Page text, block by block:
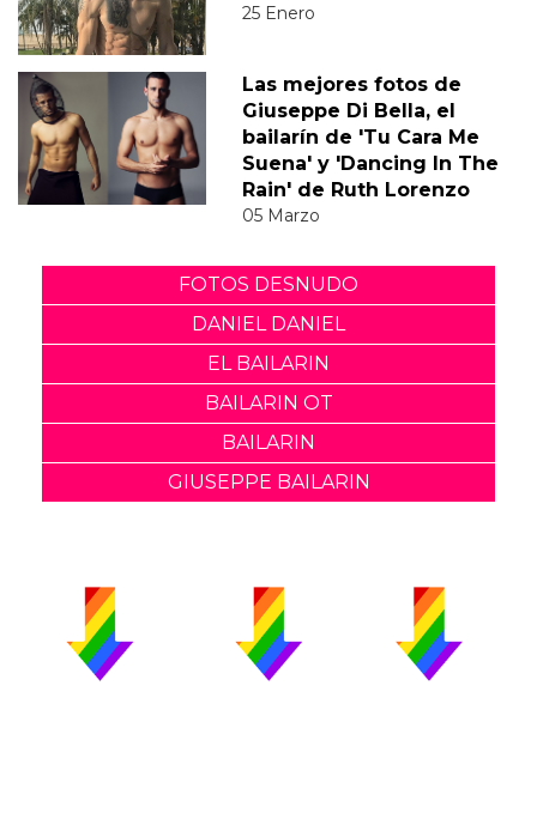
25 Enero
Las mejores fotos de
Giuseppe Di Bella, el
bailarín de 'Tu Cara Me
Suena' y 'Dancing In The
Rain' de Ruth Lorenzo
05 Marzo
FOTOS DESNUDO
DANIEL DANIEL
EL BAILARIN
BAILARIN OT
BAILARIN
GIUSEPPE BAILARIN